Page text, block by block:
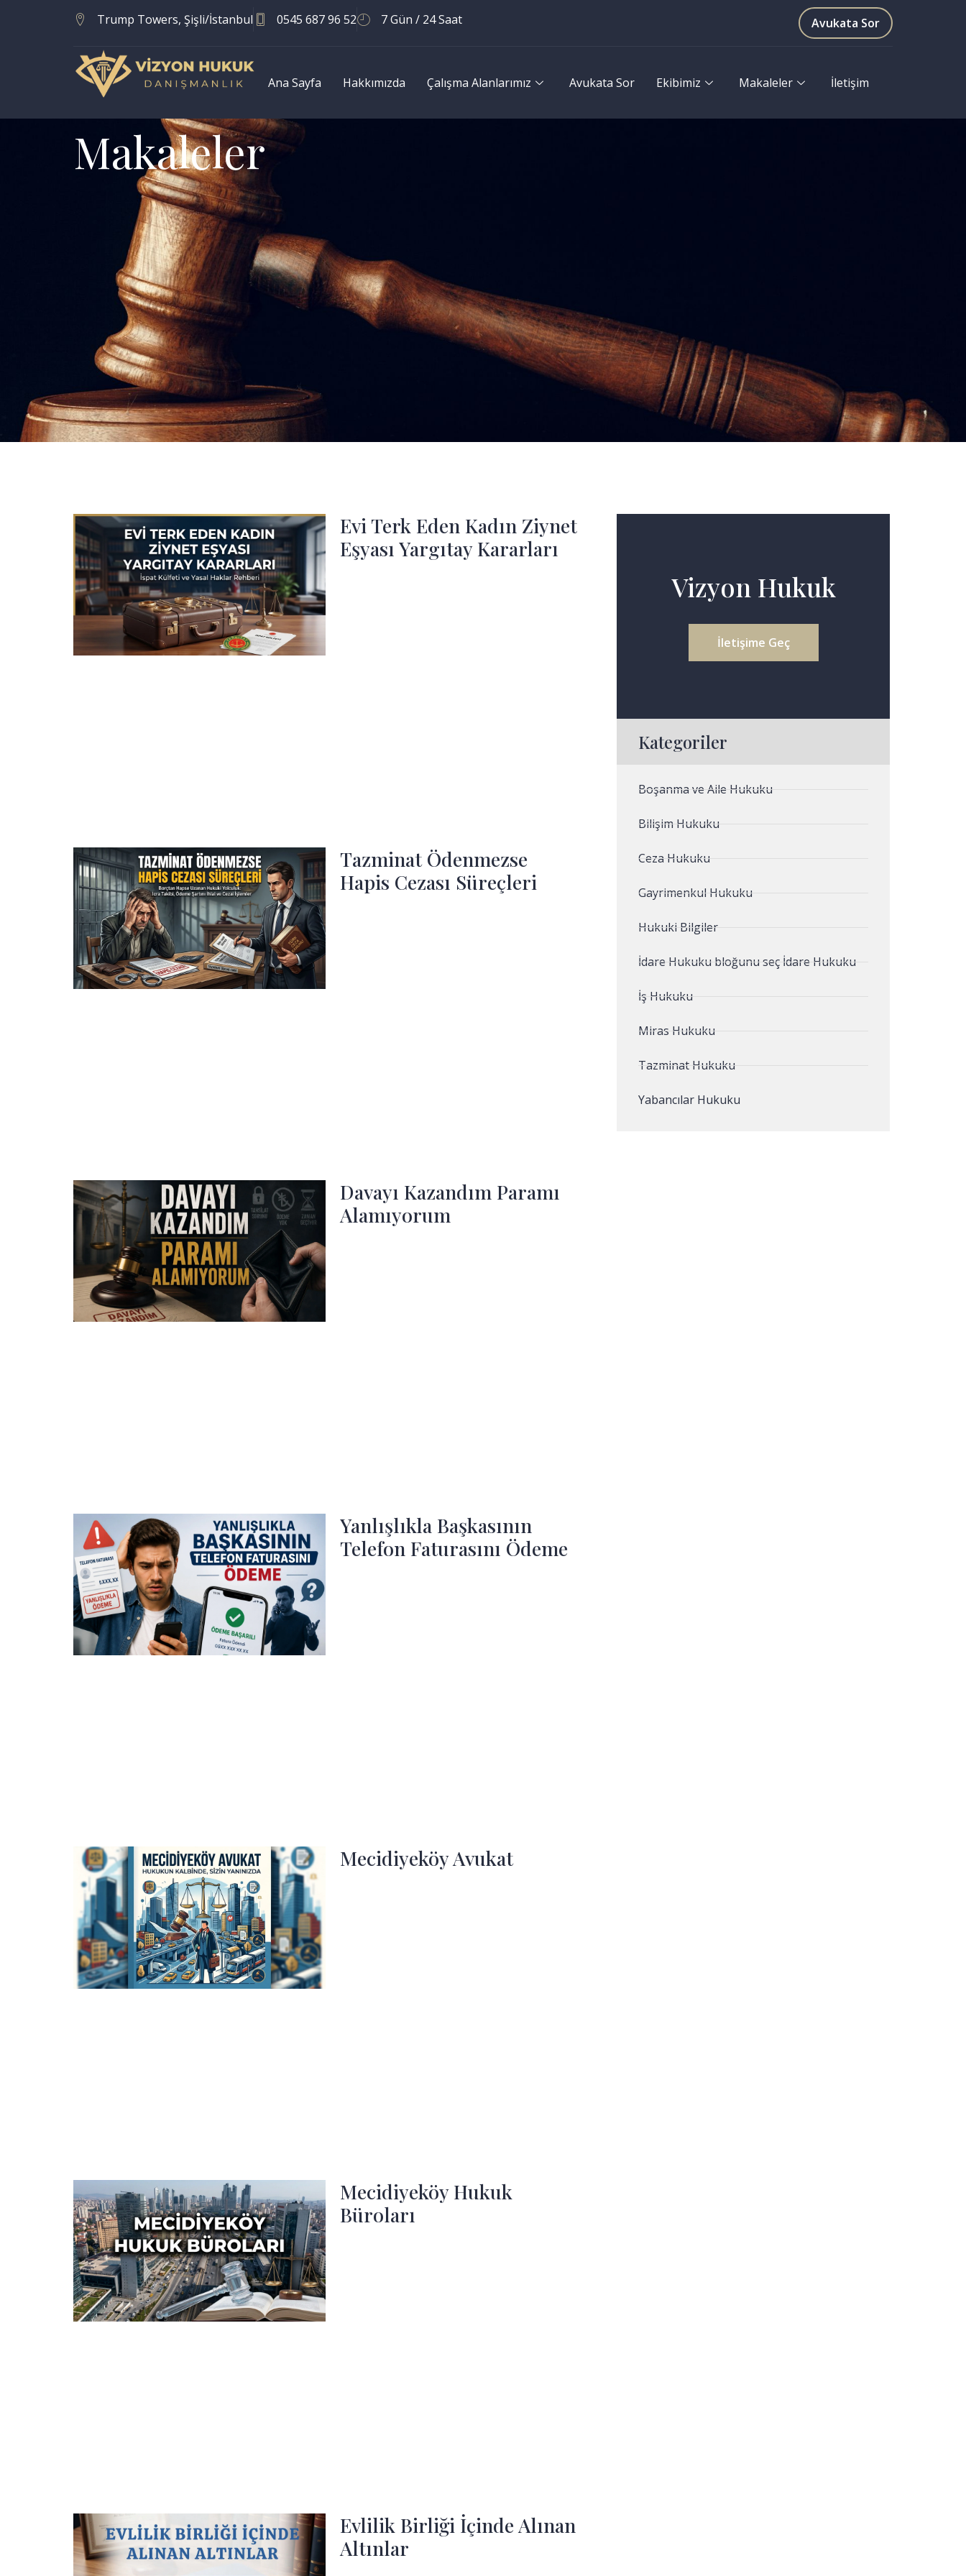
Trump Towers, Şişli/İstanbul 0545 687 96 52 7 Gün / 24 Saat Avukata Sor
Ana Sayfa Hakkımızda Çalışma Alanlarımız Avukata Sor Ekibimiz Makaleler İletişim
Makaleler
Evi Terk Eden Kadın Ziynet
Eşyası Yargıtay Kararları
Tazminat Ödenmezse
Hapis Cezası Süreçleri
Davayı Kazandım Paramı
Alamıyorum
Yanlışlıkla Başkasının
Telefon Faturasını Ödeme
Mecidiyeköy Avukat
Mecidiyeköy Hukuk
Büroları
Evlilik Birliği İçinde Alınan
Altınlar
Vizyon Hukuk
İletişime Geç
Kategoriler
Boşanma ve Aile Hukuku
Bilişim Hukuku
Ceza Hukuku
Gayrimenkul Hukuku
Hukuki Bilgiler
İdare Hukuku bloğunu seç İdare Hukuku
İş Hukuku
Miras Hukuku
Tazminat Hukuku
Yabancılar Hukuku